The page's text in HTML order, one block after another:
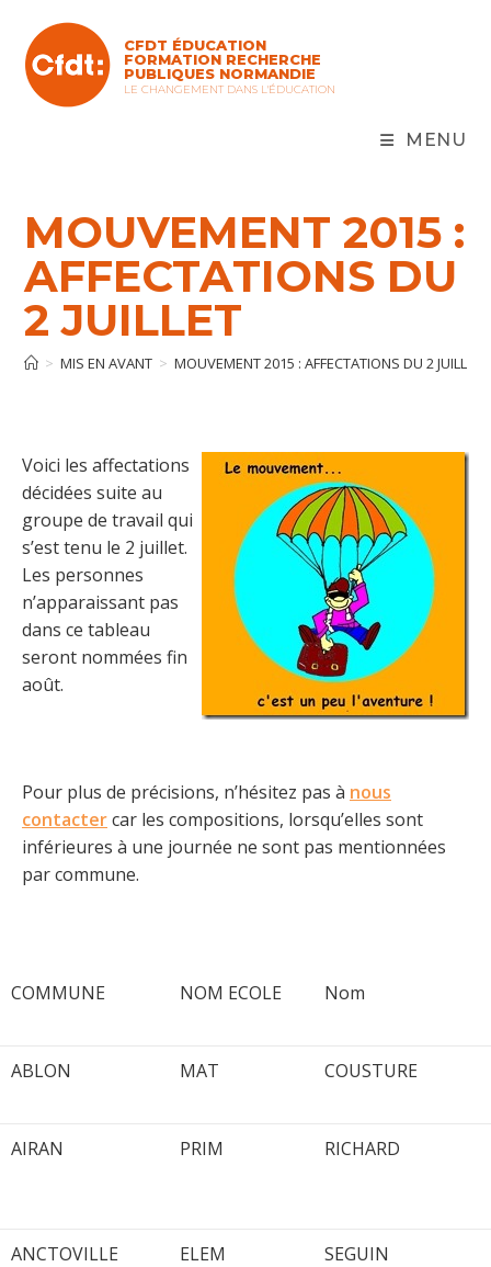
content
CFDT ÉDUCATION
FORMATION RECHERCHE
PUBLIQUES NORMANDIE
LE CHANGEMENT DANS L'ÉDUCATION
MENU
MOUVEMENT 2015 :
AFFECTATIONS DU
2 JUILLET
> MIS EN AVANT > MOUVEMENT 2015 : AFFECTATIONS DU 2 JUILLET
Voici les affectations
décidées suite au
groupe de travail qui
s’est tenu le 2 juillet.
Les personnes
n’apparaissant pas
dans ce tableau
seront nommées fin
août.
Pour plus de précisions, n’hésitez pas à nous
contactercar les compositions, lorsqu’elles sont
inférieures à une journée ne sont pas mentionnées
par commune.
COMMUNE NOM ECOLE Nom
ABLON MAT COUSTURE
AIRAN PRIM RICHARD
ANCTOVILLE ELEM SEGUIN